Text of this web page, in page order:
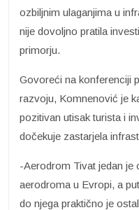
ozbiljnim ulaganjima u
nije dovoljno pratila
primorju.
Govoreći na konferenciji
razvoju, Komnenović je
pozitivan utisak turista i
dočekuje zastarjela
-Aerodrom Tivat jedan je
aerodroma u Evropi, a
do njega praktično je